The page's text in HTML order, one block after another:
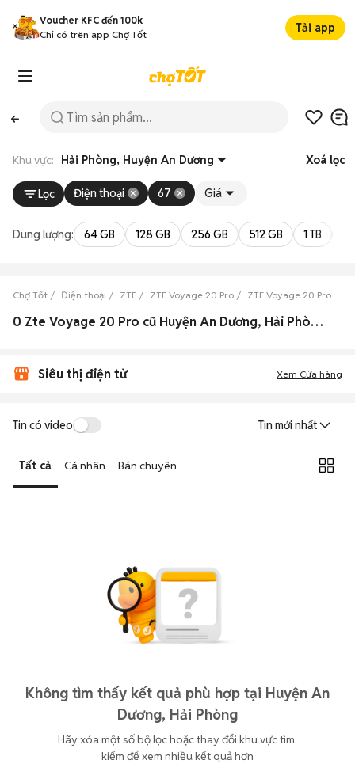
Voucher KFC đến 100k
Chỉ có trên app Chợ Tốt
Tải app
Khu vực: Hải Phòng, Huyện An Dương Xoá lọc
Lọc Điện thoại 67 Giá
Dung lượng: 64 GB 128 GB 256 GB 512 GB 1 TB
Chợ Tốt Điện thoại ZTE ZTE Voyage 20 Pro ZTE Voyage 20 Pro Hải
0 Zte Voyage 20 Pro cũ Huyện An Dương, Hải Phòng đẹp
Siêu thị điện tử Xem Cửa hàng
Tin có video Tin mới nhất
Tất cả Cá nhân Bán chuyên
Không tìm thấy kết quả phù hợp tại Huyện An
Dương, Hải Phòng
Hãy xóa một số bộ lọc hoặc thay đổi khu vực tìm
kiếm để xem nhiều kết quả hơn